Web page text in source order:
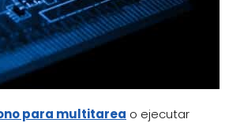
para multitarea o ejecutar